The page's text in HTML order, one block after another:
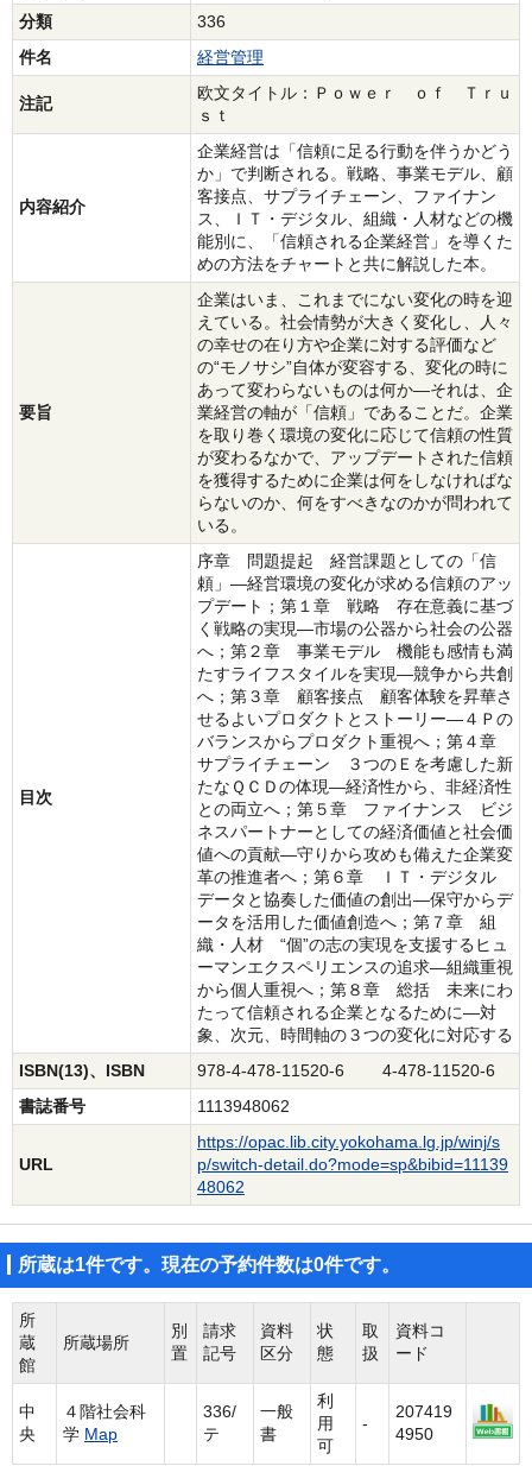
分類
336
件名
経営管理
注記
欧文タイトル：Ｐｏｗｅｒ ｏｆ Ｔｒｕ
ｓｔ
内容紹介
企業経営は「信頼に足る行動を伴うかどう
か」で判断される。戦略、事業モデル、顧
客接点、サプライチェーン、ファイナン
ス、ＩＴ・デジタル、組織・人材などの機
能別に、「信頼される企業経営」を導くた
めの方法をチャートと共に解説した本。
要旨
企業はいま、これまでにない変化の時を迎
えている。社会情勢が大きく変化し、人々
の幸せの在り方や企業に対する評価など
の“モノサシ”自体が変容する、変化の時に
あって変わらないものは何か―それは、企
業経営の軸が「信頼」であることだ。企業
を取り巻く環境の変化に応じて信頼の性質
が変わるなかで、アップデートされた信頼
を獲得するために企業は何をしなければな
らないのか、何をすべきなのかが問われて
いる。
目次
序章 問題提起 経営課題としての「信
頼」―経営環境の変化が求める信頼のアッ
プデート；第１章 戦略 存在意義に基づ
く戦略の実現―市場の公器から社会の公器
へ；第２章 事業モデル 機能も感情も満
たすライフスタイルを実現―競争から共創
へ；第３章 顧客接点 顧客体験を昇華さ
せるよいプロダクトとストーリー―４Ｐの
バランスからプロダクト重視へ；第４章
サプライチェーン ３つのＥを考慮した新
たなＱＣＤの体現―経済性から、非経済性
との両立へ；第５章 ファイナンス ビジ
ネスパートナーとしての経済価値と社会価
値への貢献―守りから攻めも備えた企業変
革の推進者へ；第６章 ＩＴ・デジタル
データと協奏した価値の創出―保守からデ
ータを活用した価値創造へ；第７章 組
織・人材 “個”の志の実現を支援するヒュ
ーマンエクスペリエンスの追求―組織重視
から個人重視へ；第８章 総括 未来にわ
たって信頼される企業となるために―対
象、次元、時間軸の３つの変化に対応する
ISBN(13)、ISBN
978-4-478-11520-6 4-478-11520-6
書誌番号
1113948062
URL
https://opac.lib.city.yokohama.lg.jp/winj/s
p/switch-detail.do?mode=sp&bibid=11139
48062
所蔵は1件です。現在の予約件数は0件です。
所
蔵
館
所蔵場所
別
置
請求
記号
資料
区分
状
態
取
扱
資料コ
ード
中
央
４階社会科
学 Map
336/
テ
一般
書
利
用
可
-
207419
4950